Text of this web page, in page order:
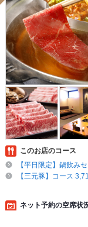
このお店のコース
【平日限定】鍋飲み
【三元豚】コース
ネット予約の空席状